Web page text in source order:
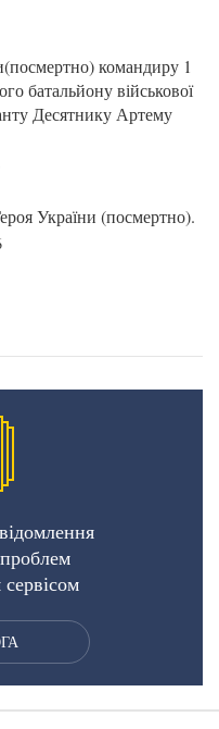
командиру 1
батальйону військової
Десятнику Артему
України (посмертно).